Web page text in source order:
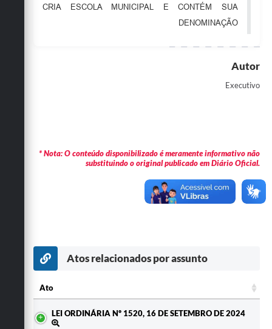
Agenda
Telefones Úteis
CRIA ESCOLA MUNICIPAL E CONTÉM SUA
DENOMINAÇÃO
Autor
Executivo
* Nota: O conteúdo disponibilizado é meramente informativo não
substituindo o original publicado em Diário Oficial.
Atos relacionados por assunto
Ato
LEI ORDINÁRIA Nº 1520, 16 DE SETEMBRO DE 2024